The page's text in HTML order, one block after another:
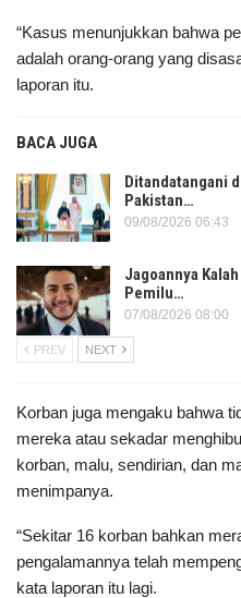
“Kasus menunjukkan bahwa
adalah orang-orang yang
laporan itu.
BACA JUGA
Ditandatangani
Pakistan…
09/08/2026 06:43
Jagoannya
Pemilu…
07/08/2026 08:00
PREV NEXT
Korban juga mengaku bahwa
mereka atau sekadar
korban, malu, sendirian, dan
menimpanya.
“Sekitar 16 korban bahkan
pengalamannya telah
kata laporan itu lagi.